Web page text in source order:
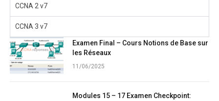
CCNA 2 v7
CCNA 3 v7
Examen Final – Cours Notions de Base sur
les Réseaux
11/06/2025
Modules 15 – 17 Examen Checkpoint: